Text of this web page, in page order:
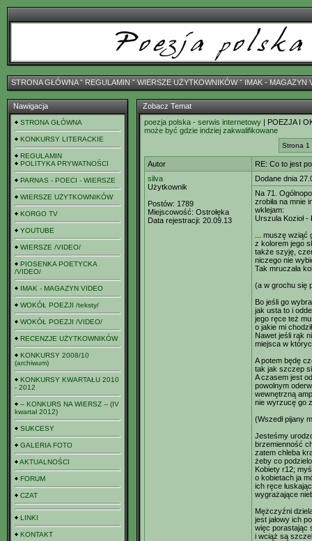
STRONA GŁÓWNAˇ REGULAMIN ˇ WIERSZE UŻYTKOWNIKÓWˇ IMAK - MAGAZYN
Nawigacja
STRONA GŁÓWNA
KONKURSY LITERACKIE
REGULAMIN
POLITYKA PRYWATNOŚCI
PARNAS - POECI - WIERSZE
WIERSZE UŻYTKOWNIKÓW
KORGO TV
YOUTUBE
WIERSZE /VIDEO/
PIOSENKA POETYCKA
/VIDEO/
IMAK - MAGAZYN VIDEO
WOKÓŁ POEZJI /teksty/
WOKÓŁ POEZJI /VIDEO/
RECENZJE UŻYTKOWNIKÓW
KONKURSY 2008/10
(archiwum)
KONKURSY KWARTAŁU 2010
- 2012
-- KONKURS NA WIERSZ -- (IV
kwartał 2012)
SUKCESY
GALERIA FOTO
AKTUALNOŚCI
FORUM
CZAT
LINKI
KONTAKT
Zobacz Temat
poezja polska - serwis internetowy | POEZJA I
może być gdzie indziej zakwalifikowane
Strona 1
Autor
RE: Co to jest
silva
Użytkownik
Postów: 1789
Miejscowość: Ostrołęka
Data rejestracji: 20.09.13
Dodane dnia
Na 71.
zrobiła na mnie
wklejam:
Urszula Kozioł -
... muszę wziąć
z kolorem jego
także szyję,
niczego nie
Tak mruczała
(a w grochu się
Bo jeśli go
jak usta to i
jego ręce też
o jakie mi
Nawet jeśli rąk
miejsca w
A potem będę
tak jak szczep
A czasem jest
powolnym
wewnętrzną
nie wyrzucę go
(Wszedł pijany
Jesteśmy
brzemienność
zatem chleba
żeby co
Kobiety r12;
o kobietach ja
ich ręce
wygrażające
Mężczyźni
jest jałowy ich
więc porastając
i wciąż są